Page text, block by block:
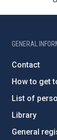
GENERAL
Contact
How to get
List of
Library
General